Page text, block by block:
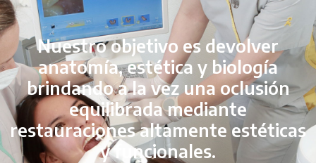
Nuestro objetivo es devolver
anatomía, estética y biología
brindando a la vez una oclusión
equilibrada mediante
restauraciones altamente estéticas
y funcionales.